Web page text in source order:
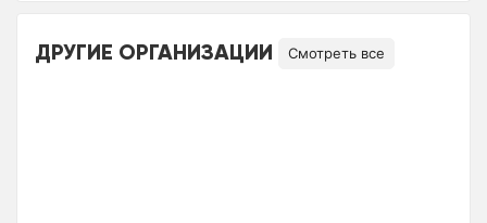
ДРУГИЕ ОРГАНИЗАЦИИ Смотреть все